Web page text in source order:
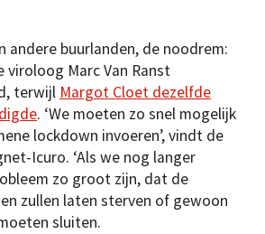
andere buurlanden, de noodrem:
viroloog Marc Van Ranst
terwijl Margot Cloet dezelfde
. ‘We moeten zo snel mogelijk
lockdown invoeren’, vindt de
Icuro. ‘Als we nog langer
zo groot zijn, dat de
zullen laten sterven of gewoon
sluiten.